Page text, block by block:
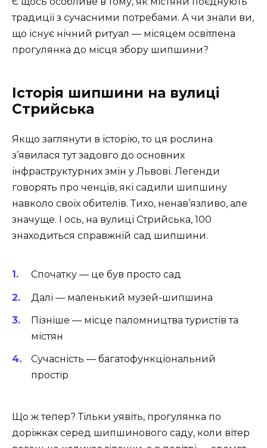
традиції з сучасними потребами. А чи знали ви,
що існує нічний ритуал — місяцем освітлена
прогулянка до місця збору шипшини?
Історія шипшини на вулиці
Стрийська
Якщо заглянути в історію, то ця рослина
з’явилася тут задовго до основних
інфраструктурних змін у Львові. Легенди
говорять про ченців, які садили шипшину
навколо своїх обителів. Тихо, ненав’язливо, але
значуще. І ось, на вулиці Стрийська, 100
знаходиться справжній сад шипшини.
Спочатку — це був просто сад
Далі — маленький музей-шипшина
Пізніше — місце паломництва туристів та
містян
Сучасність — багатофункціональний
простір
Що ж тепер? Тільки уявіть, прогулянка по
доріжках серед шипшинового саду, коли вітер